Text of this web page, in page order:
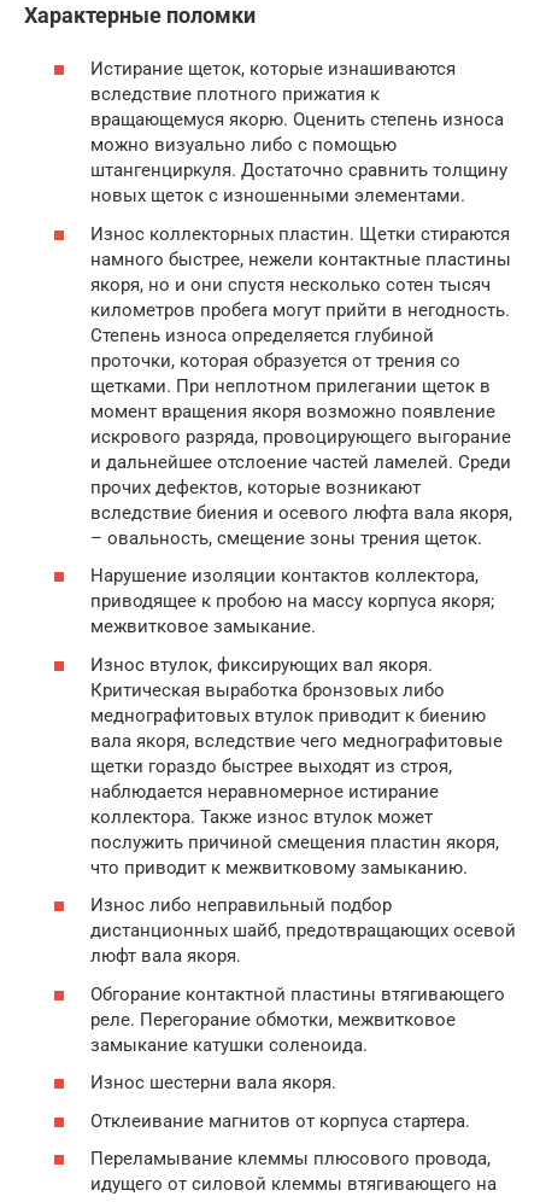
Характерные поломки
Истирание щеток, которые изнашиваются
вследствие плотного прижатия к
вращающемуся якорю. Оценить степень износа
можно визуально либо с помощью
штангенциркуля. Достаточно сравнить толщину
новых щеток с изношенными элементами.
Износ коллекторных пластин. Щетки стираются
намного быстрее, нежели контактные пластины
якоря, но и они спустя несколько сотен тысяч
километров пробега могут прийти в негодность.
Степень износа определяется глубиной
проточки, которая образуется от трения со
щетками. При неплотном прилегании щеток в
момент вращения якоря возможно появление
искрового разряда, провоцирующего выгорание
и дальнейшее отслоение частей ламелей. Среди
прочих дефектов, которые возникают
вследствие биения и осевого люфта вала якоря,
– овальность, смещение зоны трения щеток.
Нарушение изоляции контактов коллектора,
приводящее к пробою на массу корпуса якоря;
межвитковое замыкание.
Износ втулок, фиксирующих вал якоря.
Критическая выработка бронзовых либо
меднографитовых втулок приводит к биению
вала якоря, вследствие чего меднографитовые
щетки гораздо быстрее выходят из строя,
наблюдается неравномерное истирание
коллектора. Также износ втулок может
послужить причиной смещения пластин якоря,
что приводит к межвитковому замыканию.
Износ либо неправильный подбор
дистанционных шайб, предотвращающих осевой
люфт вала якоря.
Обгорание контактной пластины втягивающего
реле. Перегорание обмотки, межвитковое
замыкание катушки соленоида.
Износ шестерни вала якоря.
Отклеивание магнитов от корпуса стартера.
Переламывание клеммы плюсового провода,
идущего от силовой клеммы втягивающего на